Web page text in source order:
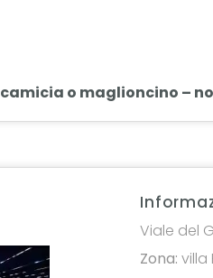
o maglioncino –
Viale del
Zona: villa